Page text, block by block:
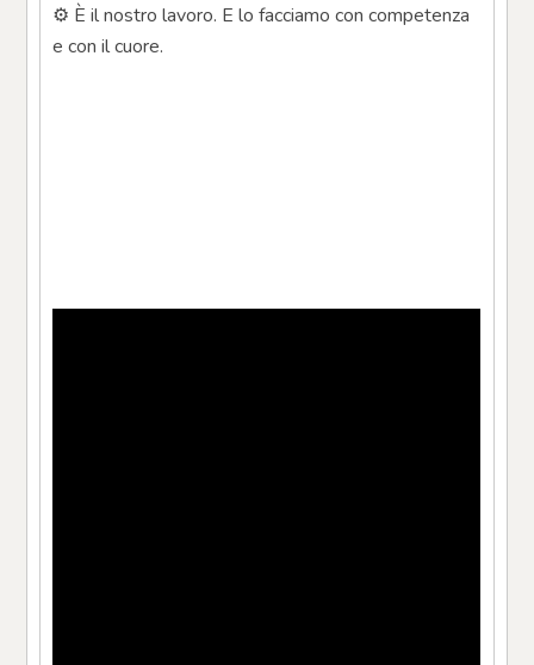
⚙️ È il nostro lavoro. E lo facciamo con competenza
e con il cuore.